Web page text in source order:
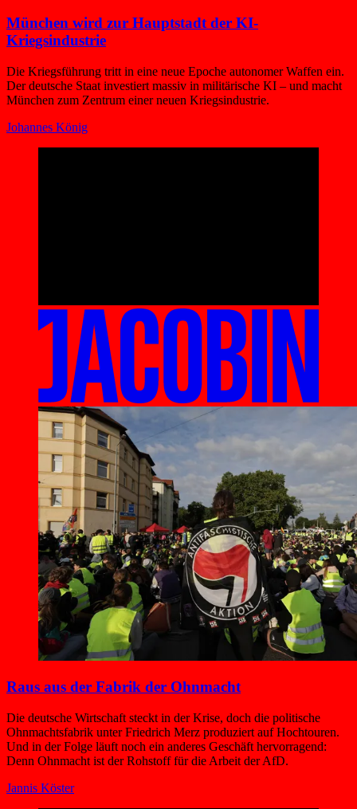
München wird zur Hauptstadt der KI-
Kriegsindustrie
Die Kriegsführung tritt in eine neue Epoche autonomer Waffen ein.
Der deutsche Staat investiert massiv in militärische KI – und macht
München zum Zentrum einer neuen Kriegsindustrie.
Johannes König
Raus aus der Fabrik der Ohnmacht
Die deutsche Wirtschaft steckt in der Krise, doch die politische
Ohnmachtsfabrik unter Friedrich Merz produziert auf Hochtouren.
Und in der Folge läuft noch ein anderes Geschäft hervorragend:
Denn Ohnmacht ist der Rohstoff für die Arbeit der AfD.
Jannis Köster